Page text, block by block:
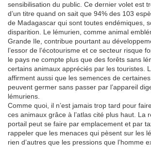
sensibilisation du public. Ce dernier volet est
d’un titre quand on sait que 94% des 103
de Madagascar qui sont toutes endémiques,
disparition. Le lémurien, comme animal
Grande Ile, contribue pourtant au
l’essor de l’écotourisme et ce secteur risque
le pays ne compte plus que des forêts sans
certains animaux appréciés par les touristes.
affirment aussi que les semences de
peuvent germer sans passer par l’appareil
lémuriens.
Comme quoi, il n’est jamais trop tard pour
ces animaux grâce à l’atlas cité plus haut. La
portail peut se faire par emplacement et par
rappeler que les menaces qui pèsent sur les
rien d’autres que les pressions que l’homme